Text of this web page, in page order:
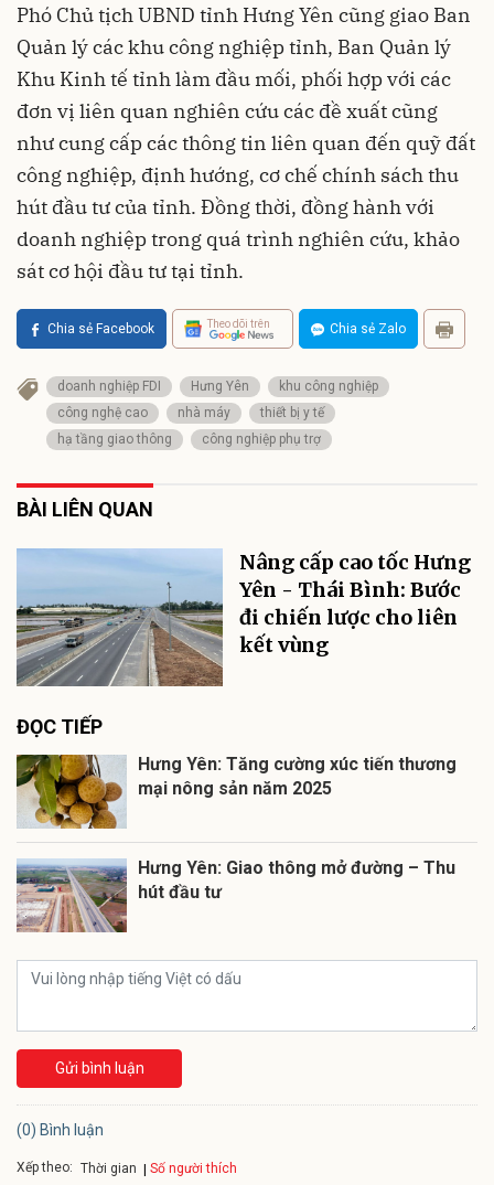
Phó Chủ tịch UBND tỉnh Hưng Yên cũng giao Ban
Quản lý các khu công nghiệp tỉnh, Ban Quản lý
Khu Kinh tế tỉnh làm đầu mối, phối hợp với các
đơn vị liên quan nghiên cứu các đề xuất cũng
như cung cấp các thông tin liên quan đến quỹ đất
công nghiệp, định hướng, cơ chế chính sách thu
hút đầu tư của tỉnh. Đồng thời, đồng hành với
doanh nghiệp trong quá trình nghiên cứu, khảo
sát cơ hội đầu tư tại tỉnh.
Chia sẻ Facebook Theo dõi trên Chia sẻ Zalo
doanh nghiệp FDI Hưng Yên
khu công nghiệp
công nghệ cao
nhà máy
thiết bị y tế
hạ tầng giao thông
công nghiệp phụ trợ
BÀI LIÊN QUAN
Nâng cấp cao tốc Hưng
Yên - Thái Bình: Bước
đi chiến lược cho liên
kết vùng
ĐỌC TIẾP
Hưng Yên: Tăng cường xúc tiến thương
mại nông sản năm 2025
Hưng Yên: Giao thông mở đường – Thu
hút đầu tư
Gửi bình luận
(0) Bình luận
Xếp theo: Thời gian Số người thích